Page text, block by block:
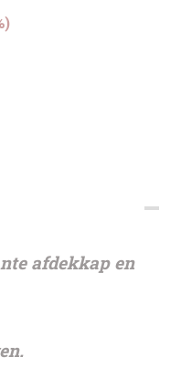
afdekkap en